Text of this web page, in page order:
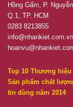
Hồng Gấm, P.
Q.1, TP. HCM
0283 8213855
info@nhankiet.com.vn
Top 10 Thương
Sản phẩm chất
tin dùng năm 2014